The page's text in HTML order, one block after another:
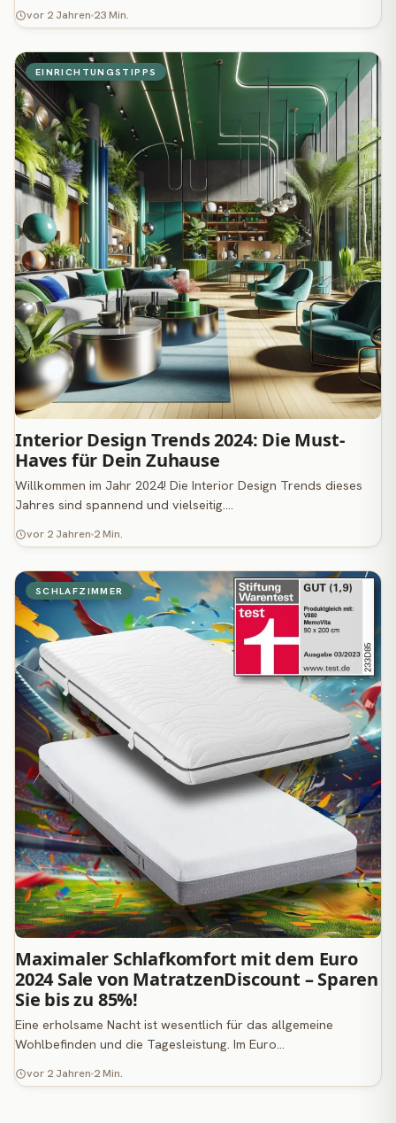
vor 2 Jahren 23 Min.
EINRICHTUNGSTIPPS
Interior Design Trends 2024: Die Must-
Haves für Dein Zuhause
Willkommen im Jahr 2024! Die Interior Design Trends dieses
Jahres sind spannend und vielseitig.…
vor 2 Jahren 2 Min.
SCHLAFZIMMER
Maximaler Schlafkomfort mit dem Euro
2024 Sale von MatratzenDiscount – Sparen
Sie bis zu 85%!
Eine erholsame Nacht ist wesentlich für das allgemeine
Wohlbefinden und die Tagesleistung. Im Euro…
vor 2 Jahren 2 Min.